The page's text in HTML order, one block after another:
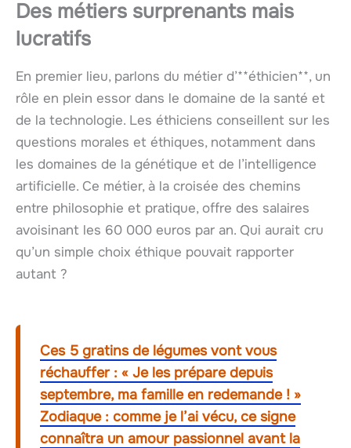
Des métiers surprenants mais
lucratifs
En premier lieu, parlons du métier d’**éthicien**, un
rôle en plein essor dans le domaine de la santé et
de la technologie. Les éthiciens conseillent sur les
questions morales et éthiques, notamment dans
les domaines de la génétique et de l’intelligence
artificielle. Ce métier, à la croisée des chemins
entre philosophie et pratique, offre des salaires
avoisinant les 60 000 euros par an. Qui aurait cru
qu’un simple choix éthique pouvait rapporter
autant ?
Ces 5 gratins de légumes vont vous
réchauffer : « Je les prépare depuis
septembre, ma famille en redemande ! »
Zodiaque : comme je l’ai vécu, ce signe
connaîtra un amour passionnel avant la